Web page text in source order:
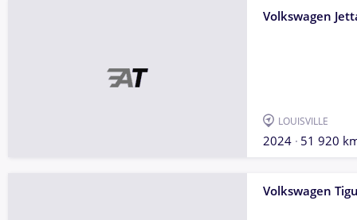
Volkswagen
LOUISVILLE
2024 51 920
Volkswagen